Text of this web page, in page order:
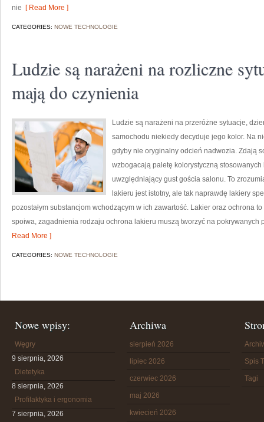
nie [ Read More ]
CATEGORIES: NOWE TECHNOLOGIE
Ludzie są narażeni na rozliczne
mają do czynienia
Ludzie są narażeni na przeróżne sytuacje,
samochodu niekiedy decyduje jego kolor. Na
gdyby nie oryginalny odcień nadwozia. Zdają
wzbogacają paletę kolorystyczną
uwzględniający gust gościa salonu. To
lakieru jest istotny, ale tak naprawdę lakiery
pozostałym substancjom wchodzącym w ich zawartość. Lakier oraz ochrona
spoiwa, zagadnienia rodzaju ochrona lakieru muszą tworzyć na
Read More ]
CATEGORIES: NOWE TECHNOLOGIE
Nowe wpisy:
Węgry
9 sierpnia, 2026
Dietetyka
8 sierpnia, 2026
Profilaktyka i ergonomia
7 sierpnia, 2026
Archiwa
sierpień 2026
lipiec 2026
czerwiec 2026
maj 2026
kwiecień 2026
Spis
Tagi